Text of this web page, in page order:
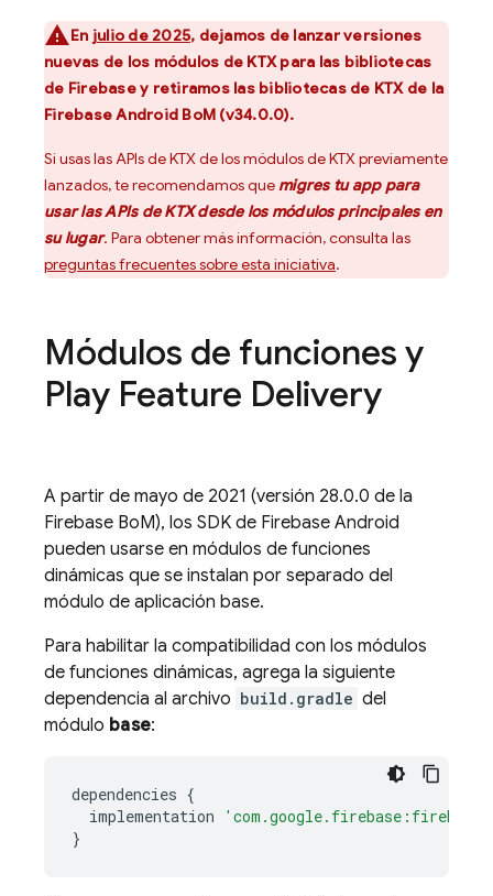
En julio de 2025, dejamos de lanzar versiones
nuevas de los módulos de KTX para las bibliotecas
de Firebase y retiramos las bibliotecas de KTX de la
Firebase Android BoM (v34.0.0).
Si usas las APIs de KTX de los módulos de KTX previamente
lanzados, te recomendamos que migres tu app para
usar las APIs de KTX desde los módulos principales en
su lugar. Para obtener más información, consulta las
preguntas frecuentes sobre esta iniciativa.
Módulos de funciones y
Play Feature Delivery
A partir de mayo de 2021 (versión 28.0.0 de la
Firebase BoM), los SDK de Firebase Android
pueden usarse en módulos de funciones
dinámicas que se instalan por separado del
módulo de aplicación base.
Para habilitar la compatibilidad con los módulos
de funciones dinámicas, agrega la siguiente
dependencia al archivo build.gradle del
módulo base:
dependencies {
implementation
'com.google.firebase:firebase-
}